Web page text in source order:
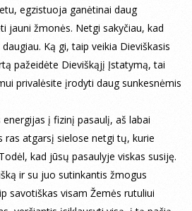
egzistuoja ganėtinai daug
jauni žmonės. Netgi sakyčiau, kad
Ką gi, taip veikia Dieviškasis
pažeidėte Dieviškąjį Įstatymą, tai
privalėsite įrodyti daug sunkesnėmis
į fizinį pasaulį, aš labai
ras atgarsį sielose netgi tų, kurie
kad jūsų pasaulyje viskas susiję.
ir su juo sutinkantis žmogus
savotiškas visam Žemės rutuliui